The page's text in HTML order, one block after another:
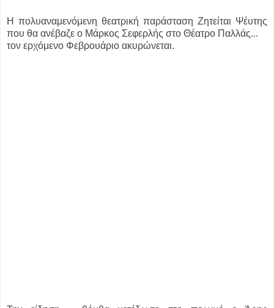
Η πολυαναμενόμενη θεατρική παράσταση Ζητείται Ψέυτης
που θα ανέβαζε ο Μάρκος Σεφερλής στο Θέατρο Παλλάς...
τον ερχόμενο Φεβρουάριο ακυρώνεται.